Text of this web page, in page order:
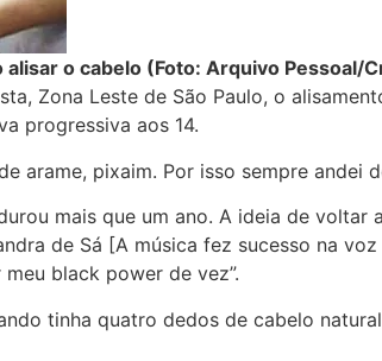
o cabelo (Foto: Arquivo Pessoal/
Zona Leste de São Paulo, o
progressiva aos 14.
arame, pixaim. Por isso sempre andei
mais que um ano. A ideia de voltar
de Sá [A música fez sucesso na
black power de vez”.
tinha quatro dedos de cabelo